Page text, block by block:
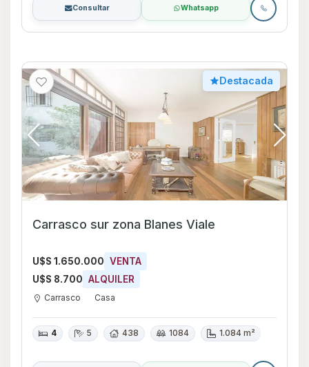
Consultar Whatsapp
Destacada
Carrasco sur zona Blanes Viale
U$S 1.650.000 VENTA
U$S 8.700 ALQUILER
Carrasco Casa
4 5 438 1084 1.084 m²